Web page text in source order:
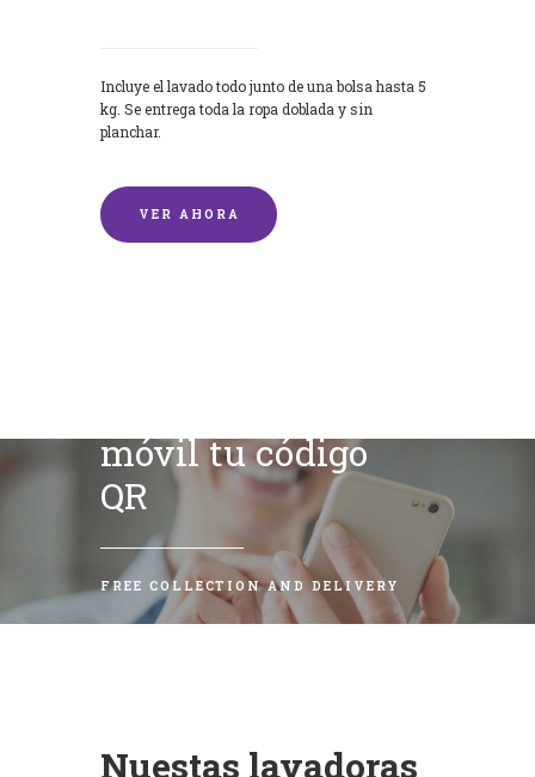
Incluye el lavado todo junto de una bolsa hasta 5
kg. Se entrega toda la ropa doblada y sin
planchar.
VER AHORA
móvil tu código
QR
FREE COLLECTION AND DELIVERY
Nuestas lavadoras